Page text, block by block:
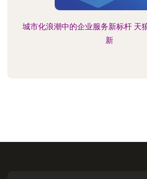
城市化浪潮中的企业服务新标杆 天
新